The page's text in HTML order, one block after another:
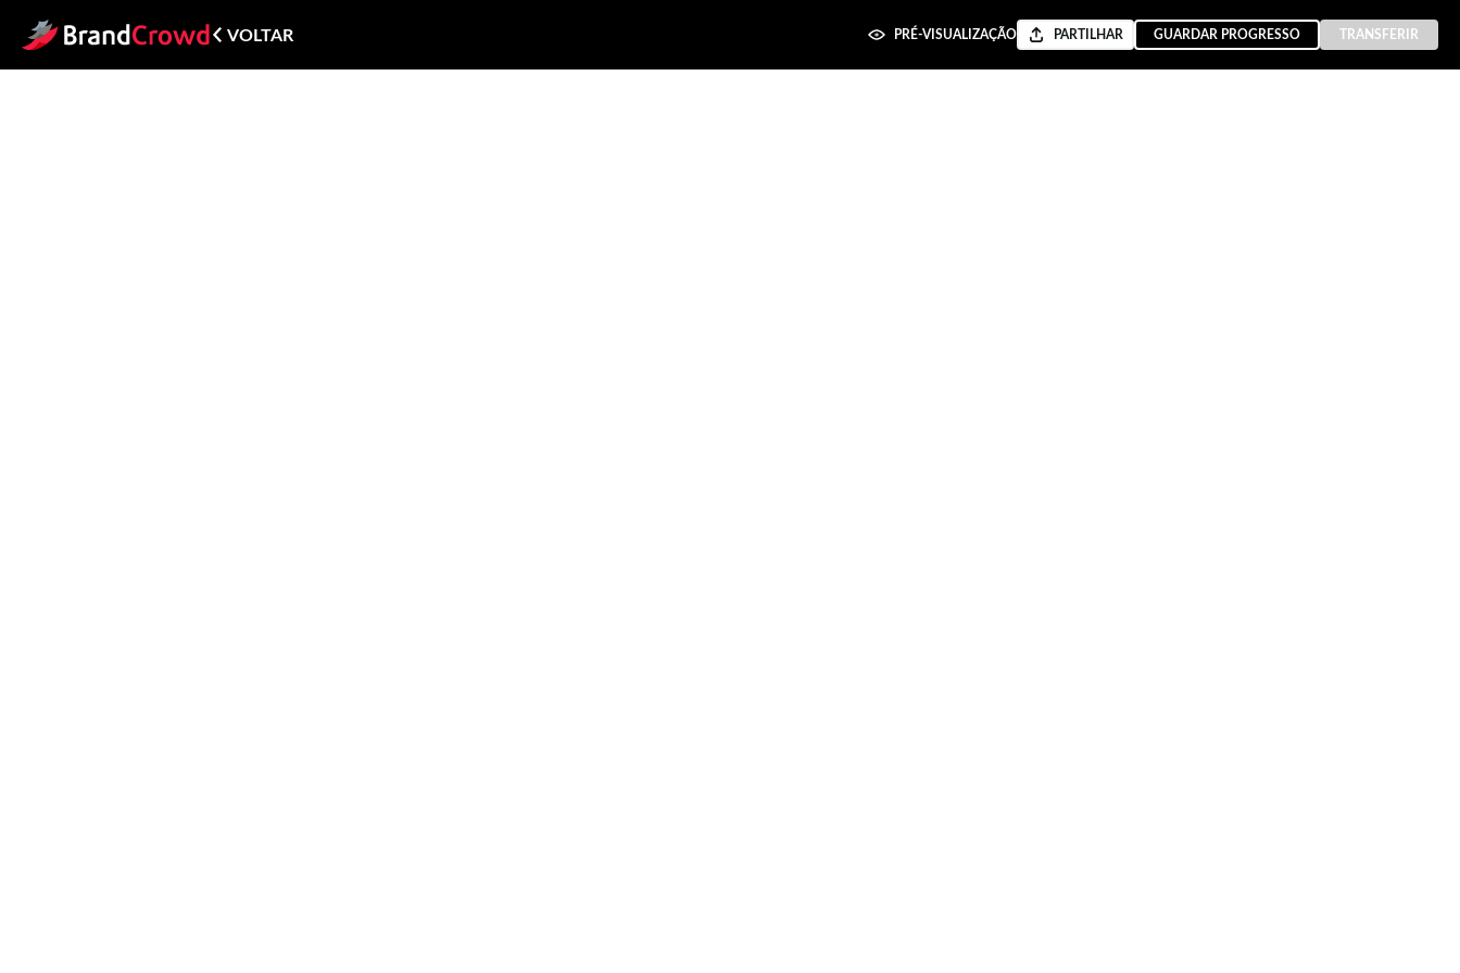
VOLTAR PRÉ-VISUALIZAÇÃO PARTILHAR GUARDAR PROGRESSO TRANSFERIR